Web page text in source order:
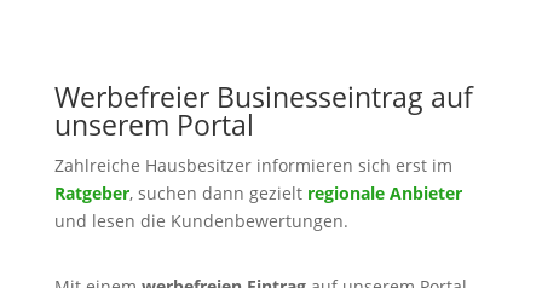
Werbefreier Businesseintrag auf
unserem Portal
Zahlreiche Hausbesitzer informieren sich erst im
Ratgeber, suchen dann gezielt regionale Anbieter
und lesen die Kundenbewertungen.